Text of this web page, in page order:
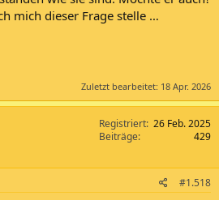
mich dieser Frage stelle …
Zuletzt bearbeitet: 18 Apr. 2026
Registriert 26 Feb. 2025
Beiträge
429
#1.518